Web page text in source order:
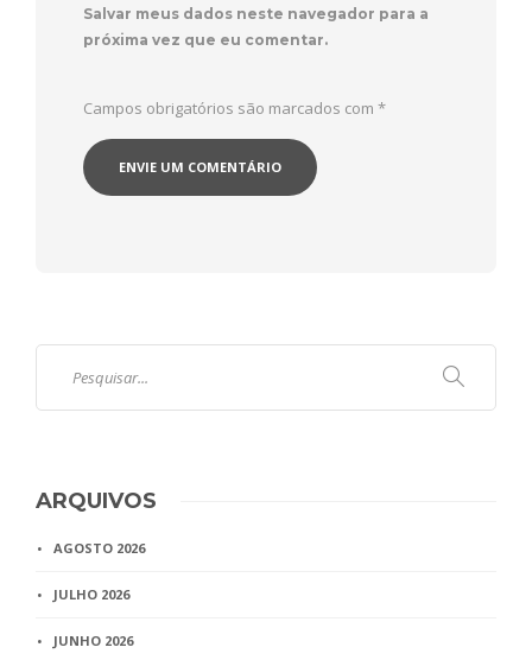
Salvar meus dados neste navegador para a
próxima vez que eu comentar.
Campos obrigatórios são marcados com *
ARQUIVOS
AGOSTO 2026
JULHO 2026
JUNHO 2026